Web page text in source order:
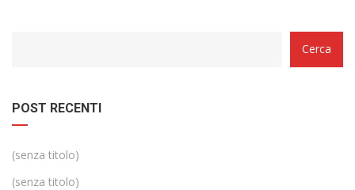
Cerca
POST RECENTI
(senza titolo)
(senza titolo)